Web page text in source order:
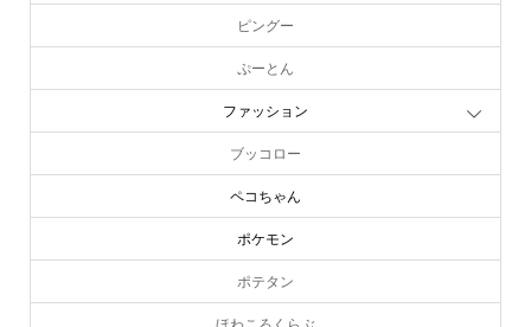
ピングー
ぷーとん
ファッション
ブッコロー
ペコちゃん
ポケモン
ポテタン